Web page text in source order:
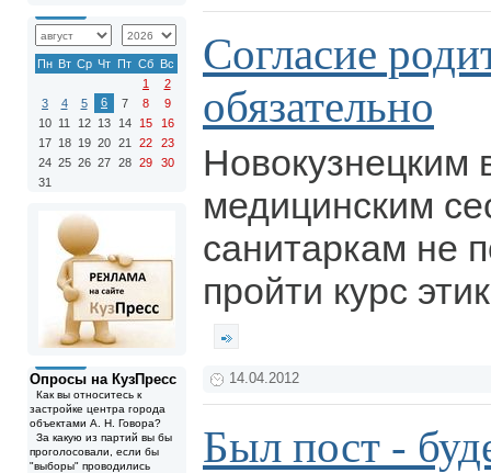
Пн Вт Ср Чт Пт Сб Вс
1
2
3
4 5 6 7 8
9
10 11 12 13 14 15
16
17 18 19 20 21 22
23
24 25 26 27 28 29
30
31
Опросы на КузПресс
Как вы относитесь к
застройке центра города
объектами А. Н. Говора?
За какую из партий вы бы
проголосовали, если бы
"выборы" проводились
Согласие
обязательно
Новокузнецким
медицинским
санитаркам не
пройти курс
14.04.2012
Был пост -